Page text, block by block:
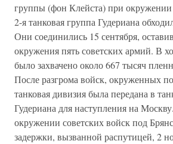
группы (фон Клейста) при
2-я танковая группа Гудериана
Они соединились 15 сентября,
окружения пять советских армий. В
было захвачено около 667 тысяч
После разгрома войск, окруженных
танковая дивизия была передана в
Гудериана для наступления на
окружении советских войск под
задержки, вызванной распутицей, 2